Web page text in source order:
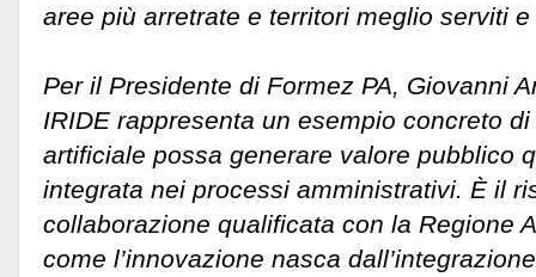
aree più arretrate e territori meglio serviti e
Per il Presidente di Formez PA, Giovanni
IRIDE rappresenta un esempio concreto
artificiale possa generare valore pubblico
integrata nei processi amministrativi. È il
collaborazione qualificata con la Regione
come l’innovazione nasca